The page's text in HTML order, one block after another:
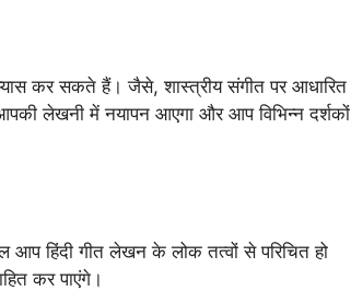
कर सकते हैं। जैसे, शास्त्रीय संगीत पर आधारित
लेखनी में नयापन आएगा और आप विभिन्न दर्शकों
हिंदी गीत लेखन के लोक तत्वों से परिचित हो
कर पाएंगे।